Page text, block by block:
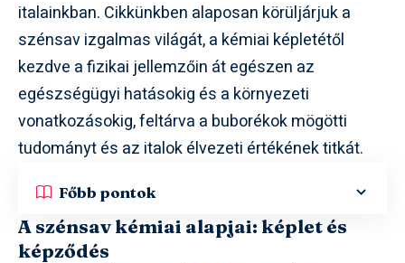
italainkban. Cikkünkben alaposan körüljárjuk a
szénsav izgalmas világát, a kémiai képletétől
kezdve a fizikai jellemzőin át egészen az
egészségügyi hatásokig és a környezeti
vonatkozásokig, feltárva a buborékok mögötti
tudományt és az italok élvezeti értékének titkát.
Főbb pontok
A szénsav kémiai alapjai: képlet és
képződés